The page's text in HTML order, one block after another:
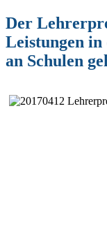
Der
Leistungen
an Schulen